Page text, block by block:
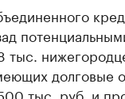
тыс.
долговые
тыс. руб. и